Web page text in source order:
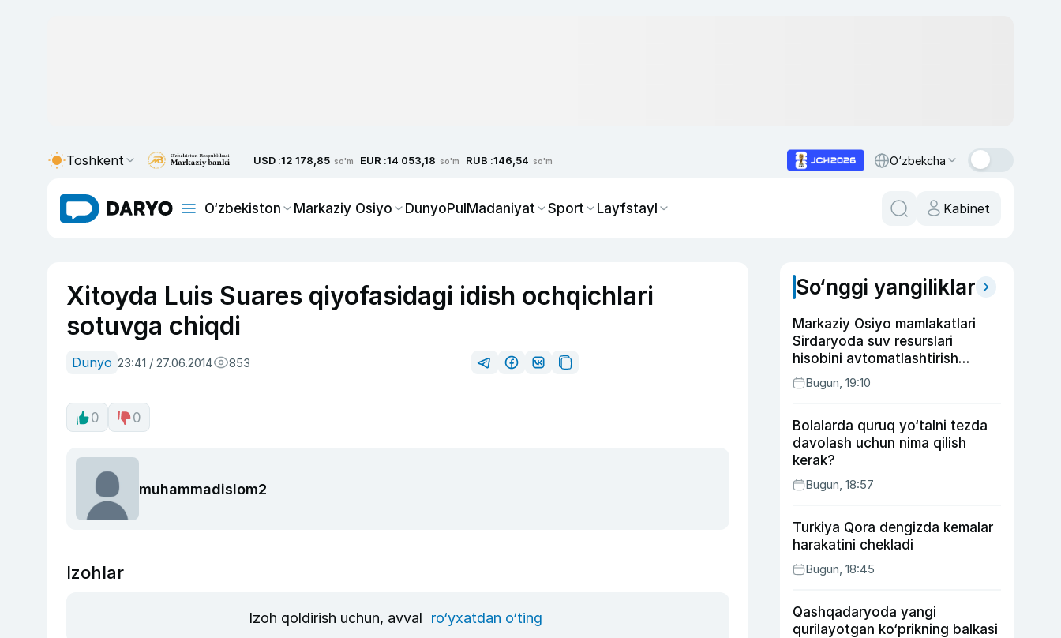
Toshkent USD :12 178,85 so'm EUR :14 053,18 so'm RUB :146,54 so'm O‘zbekcha
O‘zbekiston Markaziy Osiyo DunyoPulMadaniyat Sport Layfstayl Kabinet
Xitoyda Luis Suares qiyofasidagi idish ochqichlari
sotuvga chiqdi
Dunyo 23:41 / 27.06.2014 853
0 0
muhammadislom2
Izohlar
Izoh qoldirish uchun, avval ro‘yxatdan o‘ting
So‘nggi yangiliklar
Markaziy Osiyo mamlakatlari
Sirdaryoda suv resurslari
hisobini avtomatlashtirish
rejasini ishlab chiqishni
ma’qulladi
Bugun, 19:10
Bolalarda quruq yo‘talni tezda
davolash uchun nima qilish
kerak?
Bugun, 18:57
Turkiya Qora dengizda kemalar
harakatini chekladi
Bugun, 18:45
Qashqadaryoda yangi
qurilayotgan ko‘prikning balkasi